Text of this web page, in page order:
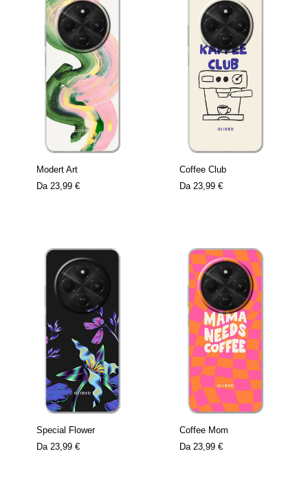
Modert Art
Da 23,99 €
Coffee Club
Da 23,99 €
Special Flower
Da 23,99 €
Coffee Mom
Da 23,99 €